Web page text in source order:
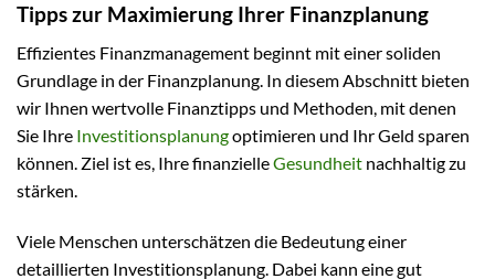
Tipps zur Maximierung Ihrer Finanzplanung
Effizientes Finanzmanagement beginnt mit einer soliden
Grundlage in der Finanzplanung. In diesem Abschnitt bieten
wir Ihnen wertvolle Finanztipps und Methoden, mit denen
Sie Ihre Investitionsplanungoptimieren und Ihr Geld sparen
können. Ziel ist es, Ihre finanzielleGesundheit nachhaltig zu
stärken.
Viele Menschen unterschätzen die Bedeutung einer
detaillierten Investitionsplanung. Dabei kann eine gut